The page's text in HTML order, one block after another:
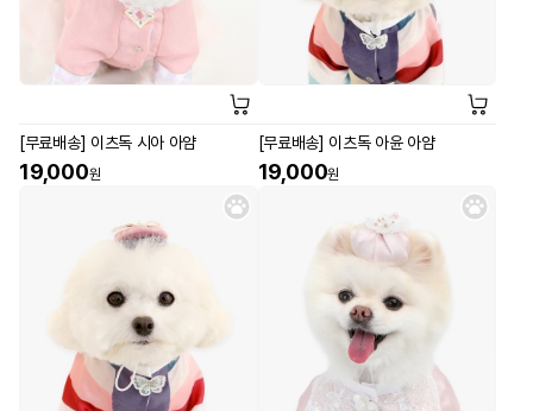
[무료배송] 이츠독 시아 아얌
19,000원
[무료배송] 이츠독 아윤 아얌
19,000원